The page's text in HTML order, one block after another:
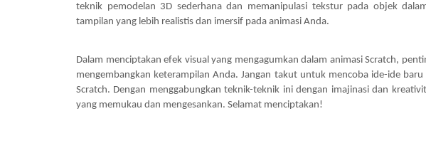
teknik pemodelan 3D sederhana dan memanipulasi tekstur pada objek
tampilan yang lebih realistis dan imersif pada animasi Anda.
Dalam menciptakan efek visual yang mengagumkan dalam animasi Scratch,
mengembangkan keterampilan Anda. Jangan takut untuk mencoba ide-ide
Scratch. Dengan menggabungkan teknik-teknik ini dengan imajinasi dan
yang memukau dan mengesankan. Selamat menciptakan!